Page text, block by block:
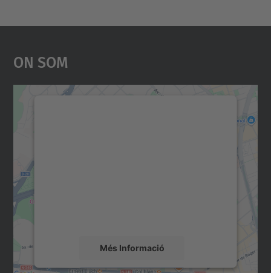
On Som
Més Informació